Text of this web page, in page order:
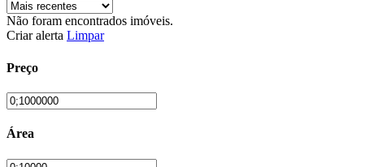
Não foram encontrados imóveis.
Criar alerta Limpar
Preço
Área